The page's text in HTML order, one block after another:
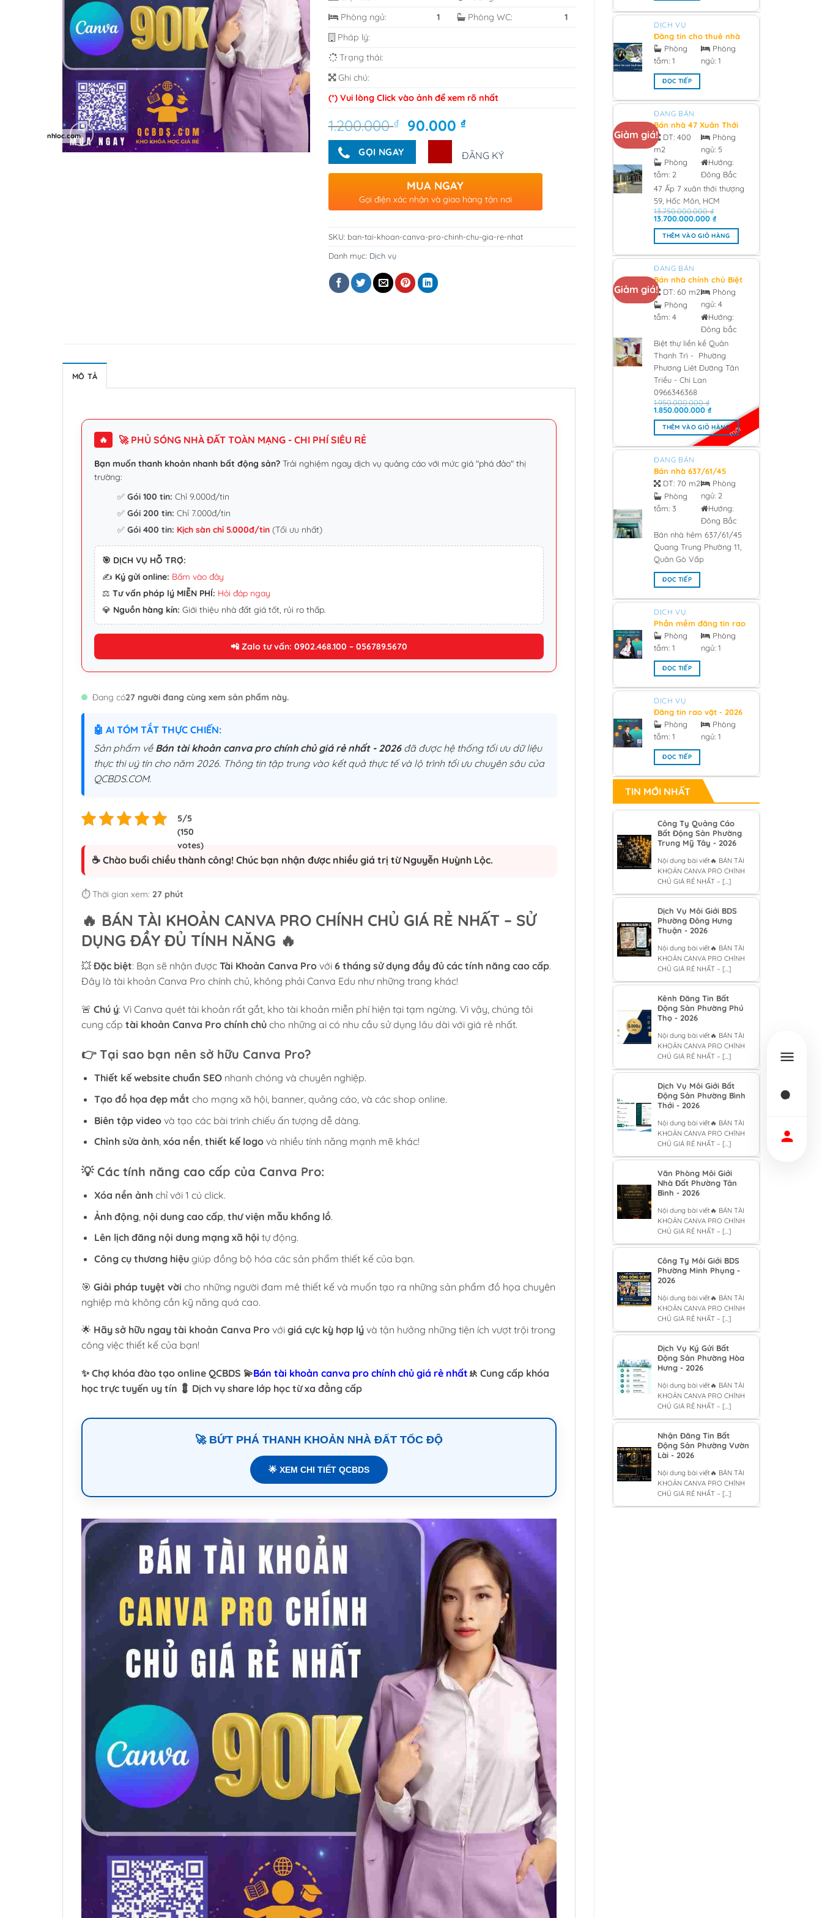
DỊCH VỤ
Đăng tin cho thuê nhà
chính chủ - 2026
Phòng
tắm:1
Phòng
ngủ: 1
ĐỌC TIẾP
Giảm giá!
ĐANG BÁN
Bán nhà 47 Xuân Thới
Thượng 59, Hóc Môn
0933473981 Giá 13 tỷ -
2026
DT:400
m2
Phòng
tắm: 2
Phòng
ngủ: 5
Hướng:
Đông Bắc
47 Ấp 7 xuân thới thượng
59, Hốc Môn, HCM
13.750.000.000₫
Giá
là:
13.750.000.000 ₫.
13.700.000.000₫Giá
tại
là:
13.700.000.000 ₫.
THÊM VÀO GIỎ HÀNG
Giảm giá!
ĐANG BÁN
Bán nhà chính chủ Biệt
thự liền kề Quân Thanh
Trì – Phường Phương
Liêt Đường Tân Triều –
Chi Lan 0966346368 -
DT:60 m2
Phòng
tắm:4
Phòng
ngủ: 4
Hướng:
Đông bắc
Biệt thự liền kề Quân
Thanh Trì - Phường
Phương Liêt Đường Tân
Triều - Chi Lan
0966346368
mới
1.950.000.000₫
Giá
là:
1.950.000.000 ₫.
1.850.000.000₫Giá
tại
là:
1.850.000.000 ₫.
THÊM VÀO GIỎ HÀNG
ĐANG BÁN
Bán nhà 637/61/45
Quang Trung Phường
11, Quân Gò Vấp 3 tỷ
850 - 2026
DT: 70 m2
Phòng
tắm:3
Phòng
ngủ: 2
Hướng:
Đông Bắc
Bán nhà hẻm 637/61/45
Quang Trung Phường 11,
Quân Gò Vấp
ĐỌC TIẾP
DỊCH VỤ
Phần mềm đăng tin rao
vặt hàng loạt 2026
Phòng
tắm:1
Phòng
ngủ: 1
ĐỌC TIẾP
DỊCH VỤ
Đăng tin rao vặt - 2026
Phòng
tắm:1
Phòng
ngủ: 1
ĐỌC TIẾP
TIN MỚI NHẤT
Công Ty Quảng Cáo
Bất Động Sản Phường
Trung Mỹ Tây - 2026
Nội dung bài viết🔥 BÁN TÀI
KHOẢN CANVA PRO CHÍNH
CHỦ GIÁ RẺ NHẤT – [...]
Dịch Vụ Môi Giới BDS
Phường Đông Hưng
Thuận - 2026
Nội dung bài viết🔥 BÁN TÀI
KHOẢN CANVA PRO CHÍNH
CHỦ GIÁ RẺ NHẤT – [...]
Kênh Đăng Tin Bất
Động Sản Phường Phú
Thọ - 2026
Nội dung bài viết🔥 BÁN TÀI
KHOẢN CANVA PRO CHÍNH
CHỦ GIÁ RẺ NHẤT – [...]
Dịch Vụ Môi Giới Bất
Động Sản Phường Bình
Thới - 2026
Nội dung bài viết🔥 BÁN TÀI
KHOẢN CANVA PRO CHÍNH
CHỦ GIÁ RẺ NHẤT – [...]
Văn Phòng Môi Giới
Nhà Đất Phường Tân
Bình - 2026
Nội dung bài viết🔥 BÁN TÀI
KHOẢN CANVA PRO CHÍNH
CHỦ GIÁ RẺ NHẤT – [...]
Công Ty Môi Giới BDS
Phường Minh Phụng -
2026
Nội dung bài viết🔥 BÁN TÀI
KHOẢN CANVA PRO CHÍNH
CHỦ GIÁ RẺ NHẤT – [...]
Dịch Vụ Ký Gửi Bất
Động Sản Phường Hòa
Hưng - 2026
Nội dung bài viết🔥 BÁN TÀI
KHOẢN CANVA PRO CHÍNH
CHỦ GIÁ RẺ NHẤT – [...]
Nhận Đăng Tin Bất
Động Sản Phường Vườn
Lài - 2026
Nội dung bài viết🔥 BÁN TÀI
KHOẢN CANVA PRO CHÍNH
CHỦ GIÁ RẺ NHẤT – [...]
Phòng ngủ:
1 Phòng WC:
1
Pháp lý:
Trạng thái:
Ghi chú:
(*) Vui lòng Click vào ảnh để xem rõ nhất
1.200.000₫
Giá
gốc
1.200.000 ₫.
90.000 ₫Giá
tại
là:
GỌI NGAY ĐĂNG KÝ
MUA NGAY
Gọi điện xác nhận và giao hàng tận nơi
SKU: ban-tai-khoan-canva-pro-chinh-chu-gia-re-nhat
Danh mục: Dịch vụ
MÔ TẢ
🔥 🚀 PHỦ SÓNG NHÀ ĐẤT TOÀN MẠNG - CHI PHÍ SIÊU RẺ
Bạn muốn thanh khoản nhanh bất động sản? Trải nghiệm ngay dịch vụ quảng cáo với mức giá "phá đảo" thị
trường:
✅Gói 100 tin: Chỉ 9.000đ/tin
✅Gói 200 tin: Chỉ 7.000đ/tin
✅Gói 400 tin: Kịch sàn chỉ 5.000đ/tin (Tối ưu nhất)
🎯 DỊCH VỤ HỖ TRỢ:
✍️ Ký gửi online: Bấm vào đây
⚖️ Tư vấn pháp lý MIỄN PHÍ: Hỏi đáp ngay
💎 Nguồn hàng kín: Giới thiệu nhà đất giá tốt, rủi ro thấp.
📲 Zalo tư vấn: 0902.468.100 – 056789.5670
Đang có27 người đang cùng xem sản phẩm này.
🤖 AI TÓM TẮT THỰC CHIẾN:
Sản phẩm về Bán tài khoản canva pro chính chủ giá rẻ nhất - 2026đã được hệ thống tối ưu dữ liệu
thực thi uý tín cho năm 2026. Thông tin tập trung vào kết quả thực tế và lộ trình tối ưu chuyên sâu của
QCBDS.COM.
☕ Chào buổi chiều thành công! Chúc bạn nhận được nhiều giá trị từ Nguyễn Huỳnh Lộc.
⏱️ Thời gian xem: 27 phút
🔥 BÁN TÀI KHOẢN CANVA PRO CHÍNH CHỦ GIÁ RẺ NHẤT – SỬ
DỤNG ĐẦY ĐỦ TÍNH NĂNG 🔥
💥 Đặc biệt: Bạn sẽ nhận được Tài Khoản Canva Pro với 6 tháng sử dụng đầy đủ các tính năng cao cấp.
Đây là tài khoản Canva Pro chính chủ, không phải Canva Edu như những trang khác!
🚨 Chú ý: Vì Canva quét tài khoản rất gắt, kho tài khoản miễn phí hiện tại tạm ngừng. Vì vậy, chúng tôi
cung cấp tài khoản Canva Pro chính chủ cho những ai có nhu cầu sử dụng lâu dài với giá rẻ nhất.
👉 Tại sao bạn nên sở hữu Canva Pro?
Thiết kế website chuẩn SEOnhanh chóng và chuyên nghiệp.
Tạo đồ họa đẹp mắt cho mạng xã hội, banner, quảng cáo, và các shop online.
Biên tập videovà tạo các bài trình chiếu ấn tượng dễ dàng.
Chỉnh sửa ảnh, xóa nền, thiết kế logovà nhiều tính năng mạnh mẽ khác!
💡 Các tính năng cao cấp của Canva Pro:
Xóa nền ảnhchỉ với 1 cú click.
Ảnh động, nội dung cao cấp, thư viện mẫu khổng lồ.
Lên lịch đăng nội dung mạng xã hội tự động.
Công cụ thương hiệugiúp đồng bộ hóa các sản phẩm thiết kế của bạn.
🎯 Giải pháp tuyệt vời cho những người đam mê thiết kế và muốn tạo ra những sản phẩm đồ họa chuyên
nghiệp mà không cần kỹ năng quá cao.
🌟 Hãy sở hữu ngay tài khoản Canva Pro với giá cực kỳ hợp lý và tận hưởng những tiện ích vượt trội trong
công việc thiết kế của bạn!
✨ Chợ khóa đào tạo online QCBDS 💫Bán tài khoản canva pro chính chủ giá rẻ nhất 🚸 Cung cấp khóa
học trực tuyến uy tín 💈 Dịch vụ share lớp học từ xa đẳng cấp
🚀 BỨT PHÁ THANH KHOẢN NHÀ ĐẤT TỐC ĐỘ
🌟 XEM CHI TIẾT QCBDS